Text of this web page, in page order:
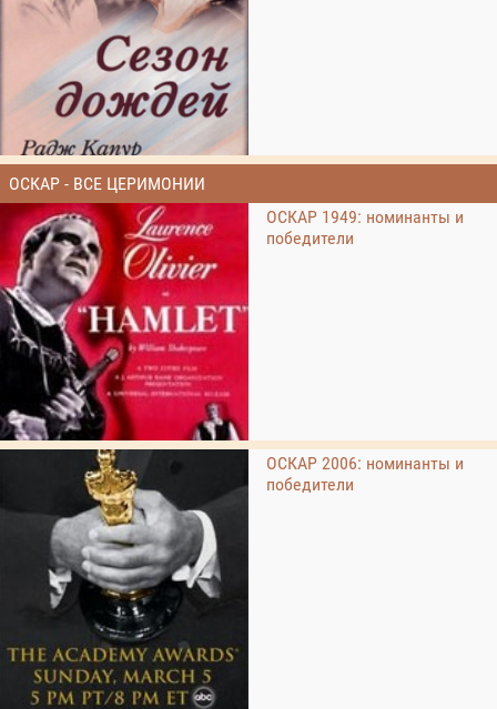
ОСКАР - ВСЕ ЦЕРИМОНИИ
ОСКАР 1949: номинанты и
победители
ОСКАР 2006: номинанты и
победители